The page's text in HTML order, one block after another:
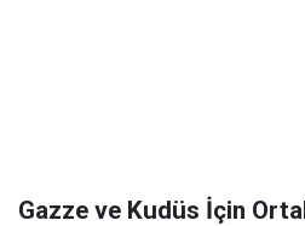
Gazze ve Kudüs İçin